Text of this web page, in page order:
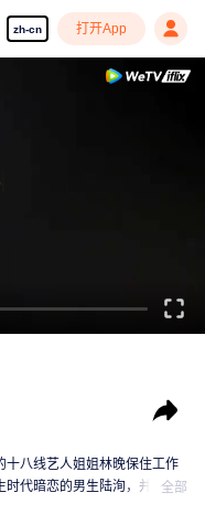
zh-cn 打开App
十八线艺人姐姐林晚保住工作
时代暗恋的男生陆洵，并与之
全部